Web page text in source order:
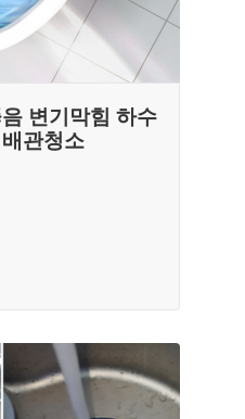
변기막힘 하수
관청소